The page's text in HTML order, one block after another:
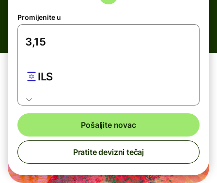
Promijenite u
ILS
Pošaljite novac
Pratite devizni tečaj